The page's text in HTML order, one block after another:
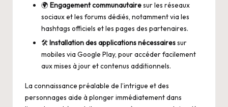
🌍 Engagement communautairesur les réseaux
sociaux et les forums dédiés, notamment via les
hashtags officiels et les pages des partenaires.
🛠️ Installation des applications nécessairessur
mobiles via Google Play, pour accéder facilement
aux mises à jour et contenus additionnels.
La connaissance préalable de l’intrigue et des
personnages aide à plonger immédiatement dans